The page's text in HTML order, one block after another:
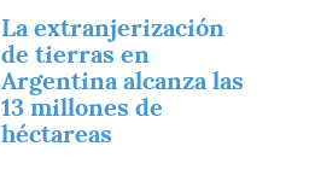
La extranjerización
de tierras en
Argentina alcanza las
13 millones de
héctareas